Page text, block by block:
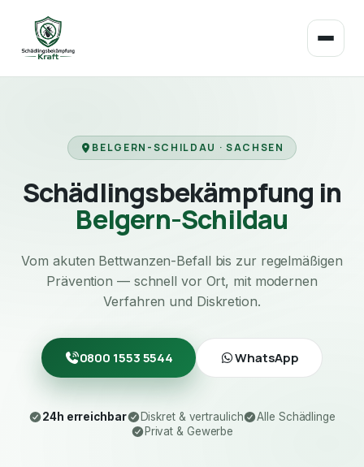
BELGERN-SCHILDAU · SACHSEN
Schädlingsbekämpfung in
Belgern-Schildau
Vom akuten Bettwanzen-Befall bis zur regelmäßigen
Prävention — schnell vor Ort, mit modernen
Verfahren und Diskretion.
0800 1553 5544 WhatsApp
24h erreichbar Diskret & vertraulich
Alle Schädlinge
Privat & Gewerbe